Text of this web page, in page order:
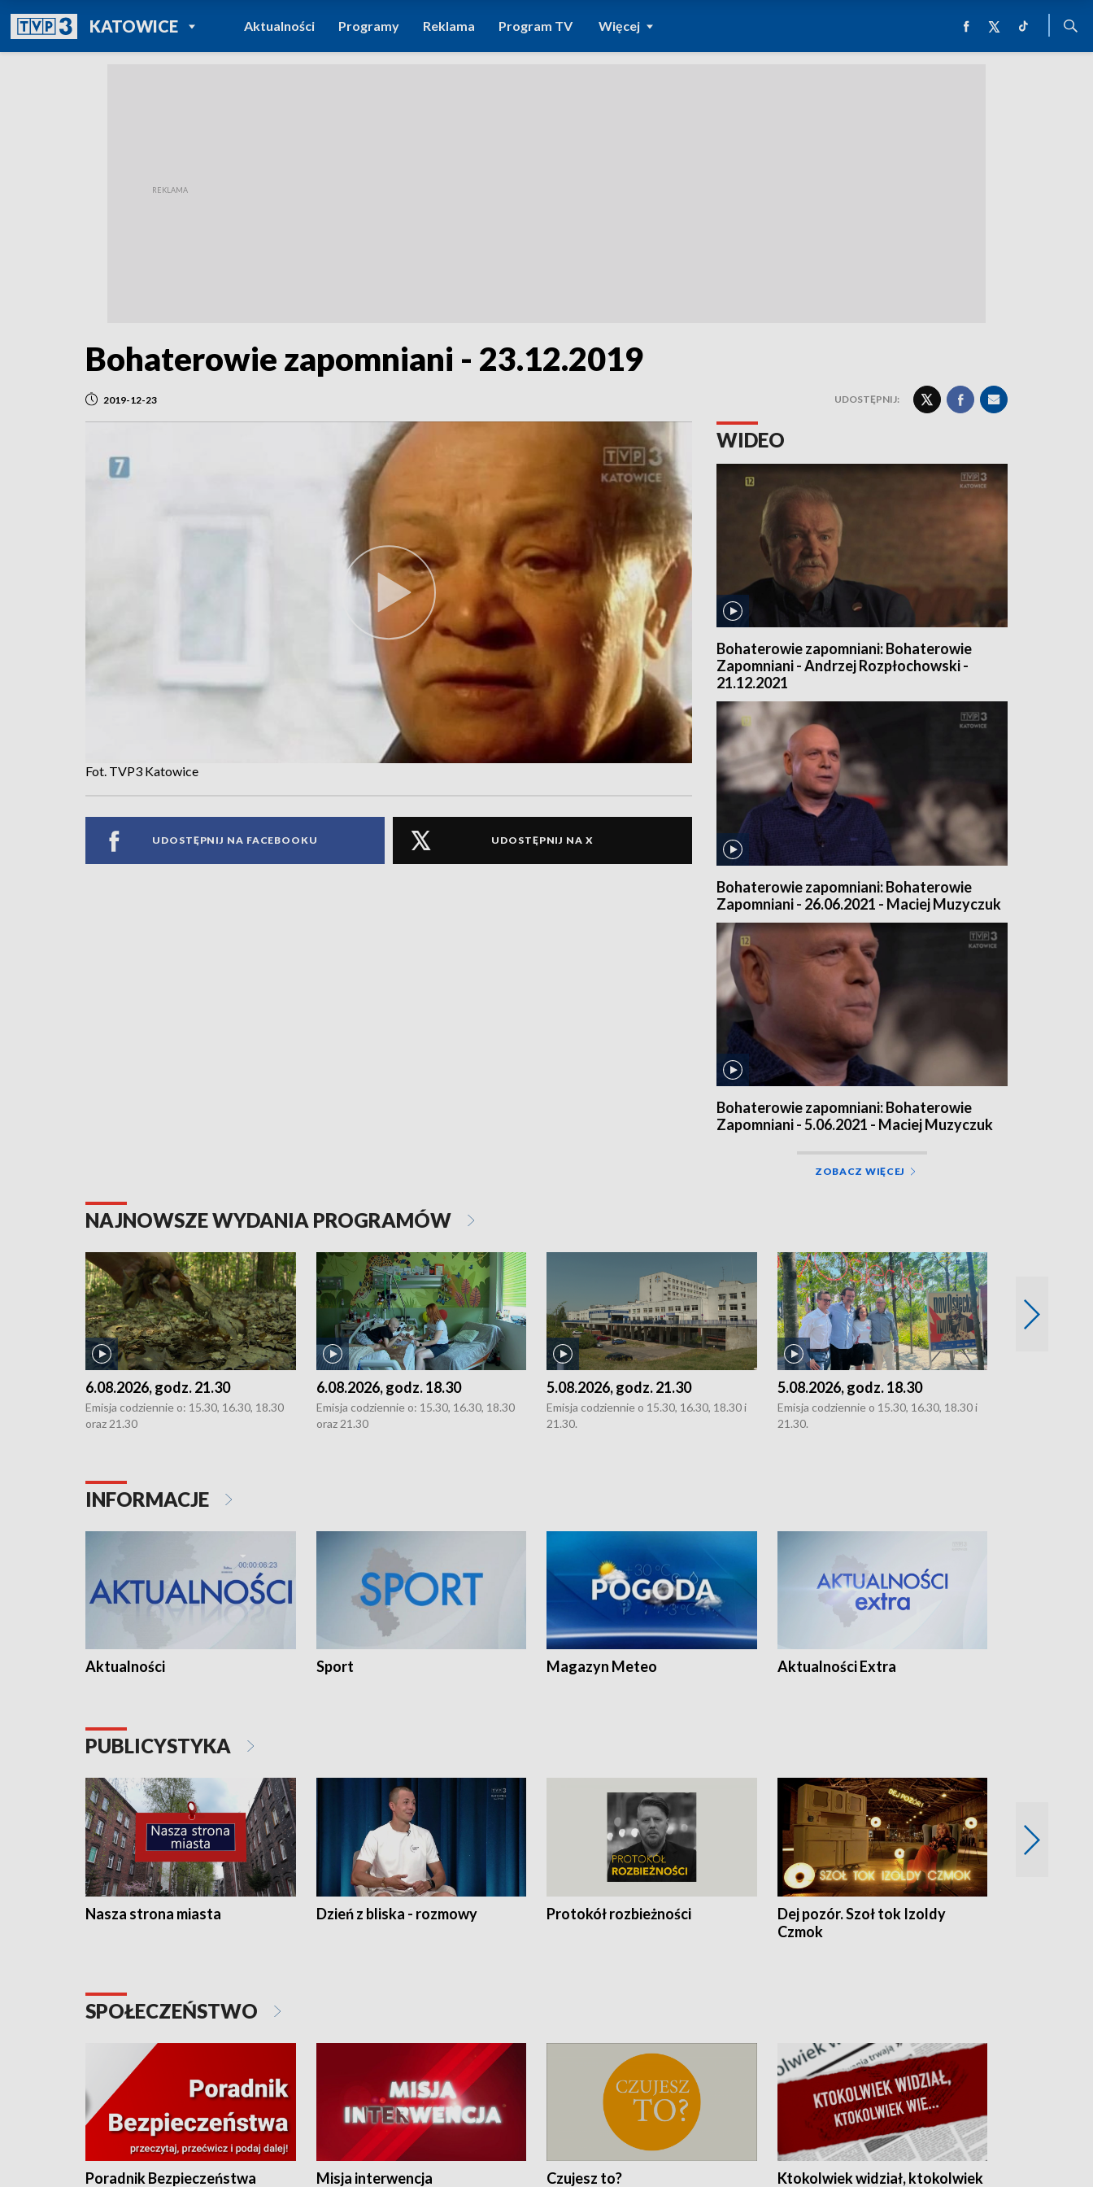
KATOWICEPOWRÓT DO
TVP REGIONY
Aktualności Programy Reklama Program TV Więcej
Bohaterowie zapomniani - 23.12.2019
2019-12-23 UDOSTĘPNIJ:
Fot. TVP3 Katowice
UDOSTĘPNIJ NA FACEBOOKU UDOSTĘPNIJ NA X
WIDEO
Bohaterowie zapomniani: Bohaterowie
Zapomniani - Andrzej Rozpłochowski -
21.12.2021
Bohaterowie zapomniani: Bohaterowie
Zapomniani - 26.06.2021 - Maciej Muzyczuk
Bohaterowie zapomniani: Bohaterowie
Zapomniani - 5.06.2021 - Maciej Muzyczuk
ZOBACZ WIĘCEJ
NAJNOWSZE WYDANIA PROGRAMÓW
6.08.2026, godz. 21.30
Emisja codziennie o: 15.30, 16.30, 18.30
oraz 21.30
6.08.2026, godz. 18.30
Emisja codziennie o: 15.30, 16.30, 18.30
oraz 21.30
5.08.2026, godz. 21.30
Emisja codziennie o 15.30, 16.30, 18.30 i
21.30.
5.08.2026, godz. 18.30
Emisja codziennie o 15.30, 16.30, 18.30 i
21.30.
INFORMACJE
Aktualności Sport Magazyn Meteo Aktualności Extra
PUBLICYSTYKA
Nasza strona miasta Dzień z bliska - rozmowy Protokół rozbieżności
Dej pozór. Szoł tok Izoldy
Czmok
SPOŁECZEŃSTWO
Poradnik Bezpieczeństwa Misja interwencja Czujesz to? Ktokolwiek widział, ktokolwiek